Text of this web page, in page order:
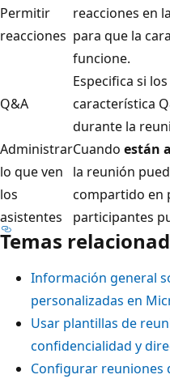
Permitir
reacciones
reacciones en
para que la
funcione.
Q&A
Especifica si
característica
durante la
Administrar
lo que ven
los
asistentes
Cuando están
la reunión
compartido en
participantes
Temas
Información general
personalizadas en
Usar plantillas de
confidencialidad y
Configurar reuniones